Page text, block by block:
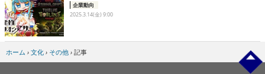
企業動向
2025.3.14(金) 9:00
ホーム › 文化 › その他 › 記事